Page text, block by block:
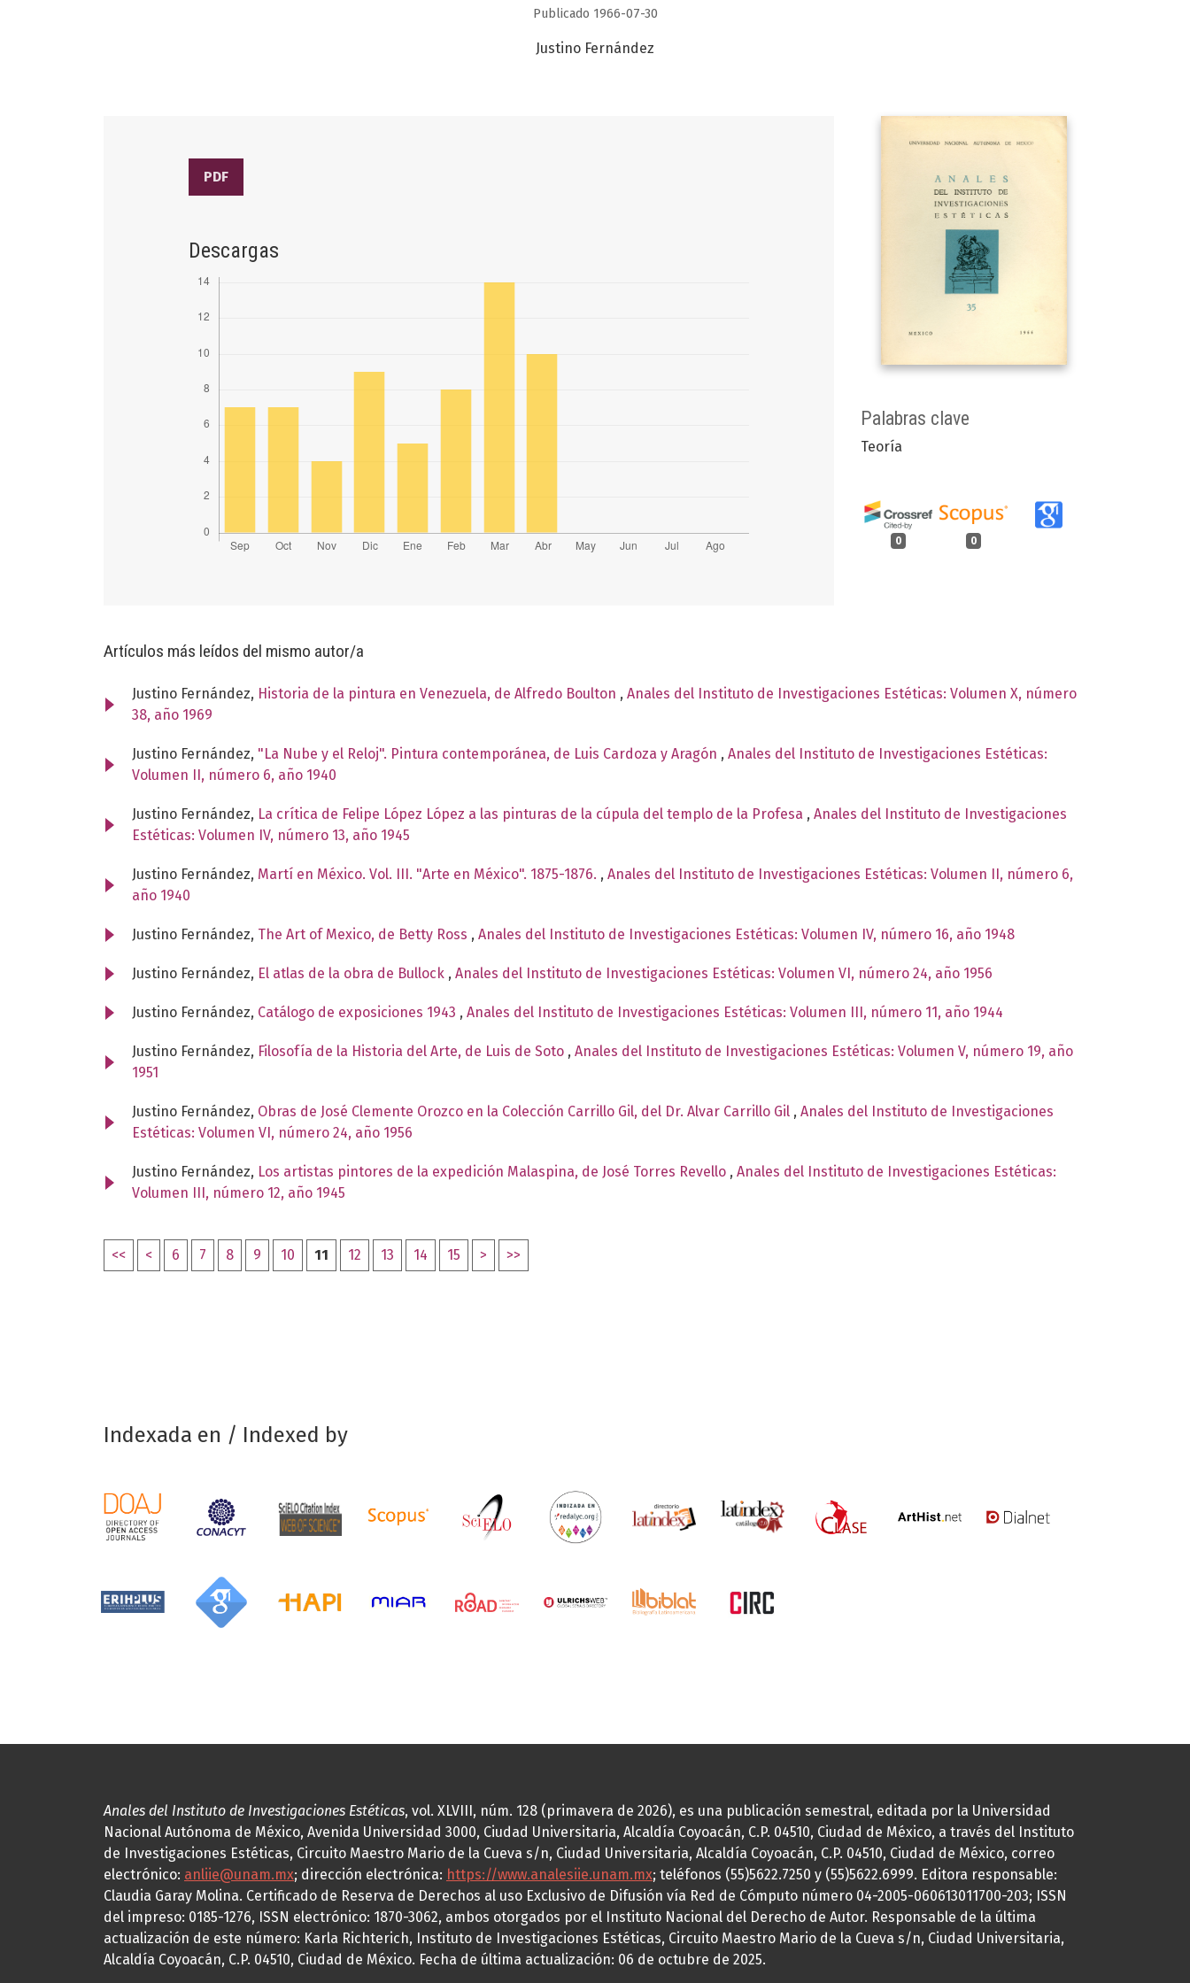
Publicado 1966-07-30
Justino Fernández
Palabras clave
Teoría
0 0
PDF
Descargas
Artículos más leídos del mismo autor/a
Justino Fernández, Historia de la pintura en Venezuela, de Alfredo Boulton , Anales del Instituto de Investigaciones Estéticas: Volumen X, número
38, año 1969
Justino Fernández, "La Nube y el Reloj". Pintura contemporánea, de Luis Cardoza y Aragón , Anales del Instituto de Investigaciones Estéticas:
Volumen II, número 6, año 1940
Justino Fernández, La crítica de Felipe López López a las pinturas de la cúpula del templo de la Profesa , Anales del Instituto de Investigaciones
Estéticas: Volumen IV, número 13, año 1945
Justino Fernández, Martí en México. Vol. III. "Arte en México". 1875-1876. , Anales del Instituto de Investigaciones Estéticas: Volumen II, número 6,
año 1940
Justino Fernández, The Art of Mexico, de Betty Ross , Anales del Instituto de Investigaciones Estéticas: Volumen IV, número 16, año 1948
Justino Fernández, El atlas de la obra de Bullock , Anales del Instituto de Investigaciones Estéticas: Volumen VI, número 24, año 1956
Justino Fernández, Catálogo de exposiciones 1943 , Anales del Instituto de Investigaciones Estéticas: Volumen III, número 11, año 1944
Justino Fernández, Filosofía de la Historia del Arte, de Luis de Soto , Anales del Instituto de Investigaciones Estéticas: Volumen V, número 19, año
1951
Justino Fernández, Obras de José Clemente Orozco en la Colección Carrillo Gil, del Dr. Alvar Carrillo Gil , Anales del Instituto de Investigaciones
Estéticas: Volumen VI, número 24, año 1956
Justino Fernández, Los artistas pintores de la expedición Malaspina, de José Torres Revello , Anales del Instituto de Investigaciones Estéticas:
Volumen III, número 12, año 1945
<< < 6 7 8 9 10 11 12 13 14 15 > >>
Indexada en / Indexed by
Anales del Instituto de Investigaciones Estéticas, vol. XLVIII, núm. 128 (primavera de 2026), es una publicación semestral, editada por la Universidad
Nacional Autónoma de México, Avenida Universidad 3000, Ciudad Universitaria, Alcaldía Coyoacán, C.P. 04510, Ciudad de México, a través del Instituto
de Investigaciones Estéticas, Circuito Maestro Mario de la Cueva s/n, Ciudad Universitaria, Alcaldía Coyoacán, C.P. 04510, Ciudad de México, correo
electrónico: anliie@unam.mx; dirección electrónica: https://www.analesiie.unam.mx; teléfonos (55)5622.7250 y (55)5622.6999. Editora responsable:
Claudia Garay Molina. Certificado de Reserva de Derechos al uso Exclusivo de Difusión vía Red de Cómputo número 04-2005-060613011700-203; ISSN
del impreso: 0185-1276, ISSN electrónico: 1870-3062, ambos otorgados por el Instituto Nacional del Derecho de Autor. Responsable de la última
actualización de este número: Karla Richterich, Instituto de Investigaciones Estéticas, Circuito Maestro Mario de la Cueva s/n, Ciudad Universitaria,
Alcaldía Coyoacán, C.P. 04510, Ciudad de México. Fecha de última actualización: 06 de octubre de 2025.